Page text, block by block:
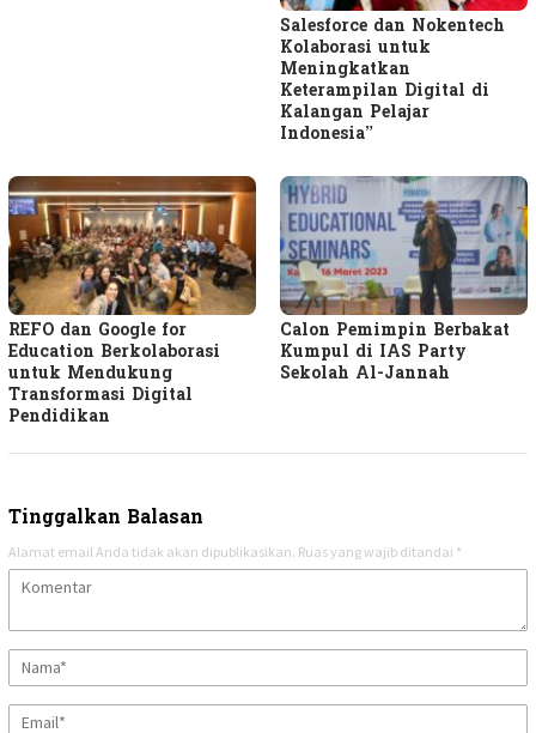
Salesforce dan Nokentech
Kolaborasi untuk
Meningkatkan
Keterampilan Digital di
Kalangan Pelajar
Indonesia”
REFO dan Google for
Education Berkolaborasi
untuk Mendukung
Transformasi Digital
Pendidikan
Calon Pemimpin Berbakat
Kumpul di IAS Party
Sekolah Al-Jannah
Tinggalkan Balasan
Alamat email Anda tidak akan dipublikasikan. Ruas yang wajib ditandai *